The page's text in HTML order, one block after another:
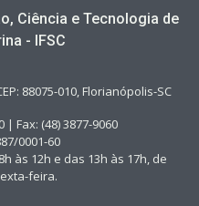
Ciência e Tecnologia de
- IFSC
88075-010, Florianópolis-SC
| Fax: (48) 3877-9060
0001-60
às 12h e das 13h às 17h, de
feira.